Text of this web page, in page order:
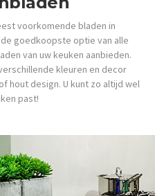
voorkomende bladen in
goedkoopste optie van alle
van uw keuken aanbieden.
kleuren en decor
hout design. U kunt zo altijd wel
past!